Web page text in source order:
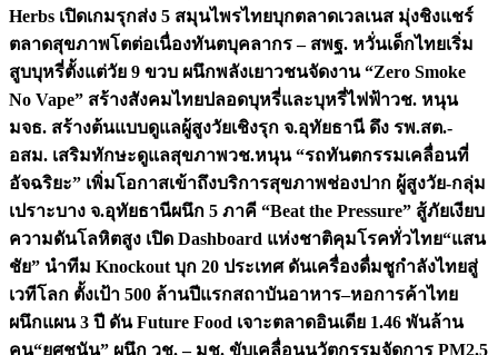
Herbs เปิดเกมรุกส่ง 5 สมุนไพรไทยบุกตลาดเวลเนส มุ่งชิงแชร์
ตลาดสุขภาพโตต่อเนื่องทันตบุคลากร – สพฐ. หวั่นเด็กไทยเริ่ม
สูบบุหรี่ตั้งแต่วัย 9 ขวบ ผนึกพลังเยาวชนจัดงาน “Zero Smoke
No Vape” สร้างสังคมไทยปลอดบุหรี่และบุหรี่ไฟฟ้าวช. หนุน
มจธ. สร้างต้นแบบดูแลผู้สูงวัยเชิงรุก จ.อุทัยธานี ดึง รพ.สต.-
อสม. เสริมทักษะดูแลสุขภาพวช.หนุน “รถทันตกรรมเคลื่อนที่
อัจฉริยะ” เพิ่มโอกาสเข้าถึงบริการสุขภาพช่องปาก ผู้สูงวัย-กลุ่ม
เปราะบาง จ.อุทัยธานีผนึก 5 ภาคี “Beat the Pressure” สู้ภัยเงียบ
ความดันโลหิตสูง เปิด Dashboard แห่งชาติคุมโรคทั่วไทย“แสน
ชัย” นำทีม Knockout บุก 20 ประเทศ ดันเครื่องดื่มชูกำลังไทยสู่
เวทีโลก ตั้งเป้า 500 ล้านปีแรกสถาบันอาหาร–หอการค้าไทย
ผนึกแผน 3 ปี ดัน Future Food เจาะตลาดอินเดีย 1.46 พันล้าน
คน“ยศชนัน” ผนึก วช. – มช. ขับเคลื่อนนวัตกรรมจัดการ PM2.5